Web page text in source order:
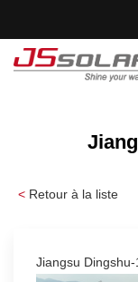
< Retour à la liste
Jiangsu